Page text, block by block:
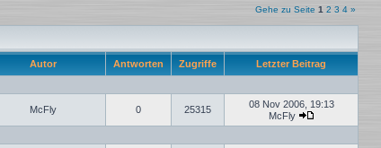
Gehe zu Seite 1 2 3 4 »
Autor Antworten Zugriffe Letzter Beitrag
McFly 0 25315
08 Nov 2006, 19:13
McFly
Neuester